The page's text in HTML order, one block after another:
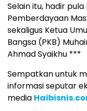
Selain itu, hadir
Pemberdayaan
sekaligus Ketua
Bangsa (PKB)
Ahmad Syaikhu ***
Sempatkan untuk
informasi seputar
media